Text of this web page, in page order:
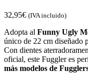
32,95€ (IVA incluido)
Adopta al Funny Ugly
único de 22 cm diseñado
Con dientes
oficial, este Fuggler es
más modelos de